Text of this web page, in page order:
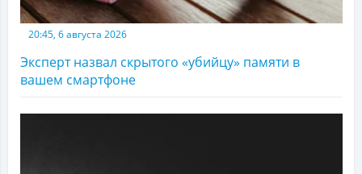
20:45, 6 августа 2026
Эксперт назвал скрытого «убийцу» памяти в
вашем смартфоне